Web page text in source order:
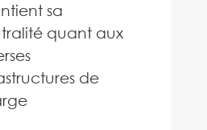
sa
quant aux
de